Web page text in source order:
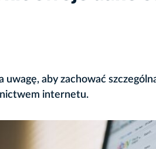
aby zachować
internetu.